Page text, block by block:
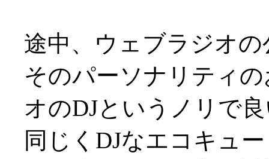
途中、ウェブラジオ
そのパーソナリティ
オのDJというノリで
同じくDJなエコキュ